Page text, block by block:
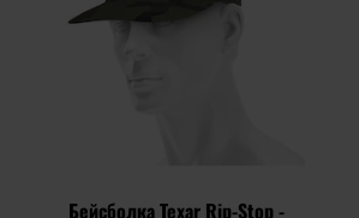
Бейсболка Texar Rip-Stop -